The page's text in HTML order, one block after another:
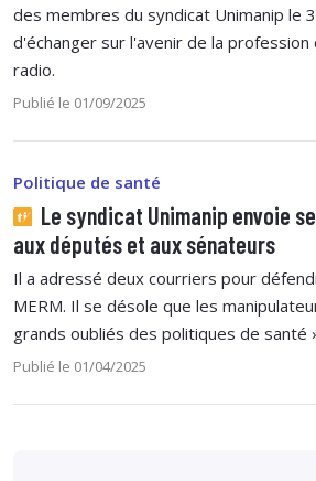
des membres du syndicat Unimanip le
d'échanger sur l'avenir de la profession
radio.
Publié le 01/09/2025
Politique de santé
Le syndicat Unimanip envoie
aux députés et aux sénateurs
Il a adressé deux courriers pour
MERM. Il se désole que les
grands oubliés des politiques de santé
Publié le 01/04/2025